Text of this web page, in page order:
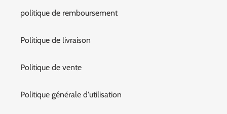
politique de remboursement
Politique de livraison
Politique de vente
Politique générale d'utilisation